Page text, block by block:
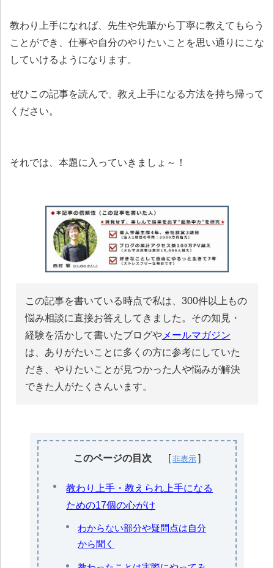
教わり上手になれば、先生や先輩から丁寧に教えてもらう
ことができ、仕事や自分のやりたいことを思い通りにこな
していけるようになります。
ぜひこの記事を読んで、教え上手になる方法を持ち帰って
ください。
それでは、本題に入っていきましょ～！
この記事を書いている時点で私は、300件以上もの
悩み相談に直接お答えしてきました。その知見・
経験を活かして書いたブログやメールマガジン
は、ありがたいことに多くの方に参考にしていた
だき、やりたいことが見つかった人や悩みが解決
できた人がたくさんいます。
このページの目次
教わり上手・教えられ上手になる
ための17個の心がけ
わからない部分や疑問点は自分
から聞く